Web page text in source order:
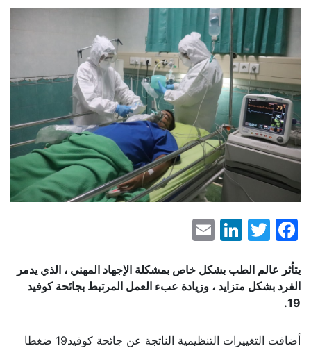
Facebook
Twitter
LinkedIn
يتأثر عالم الطب بشكل خاص بمشكلة الإجهاد المهني ، الذي يدمر
الفرد بشكل متزايد ، وزيادة عبء العمل المرتبط بجائحة كوفيد
19
.
أضافت التغييرات التنظيمية الناتجة عن جائحة كوفيد19 ضغطا